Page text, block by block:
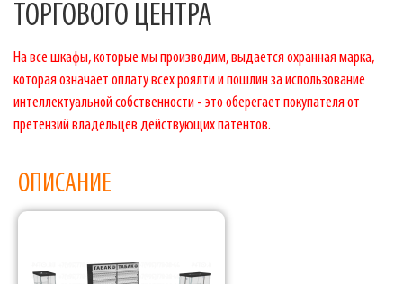
ТОРГОВОГО ЦЕНТРА
На все шкафы, которые мы производим, выдается охранная марка,
которая означает оплату всех роялти и пошлин за использование
интеллектуальной собственности - это оберегает покупателя от
претензий владельцев действующих патентов.
ОПИСАНИЕ